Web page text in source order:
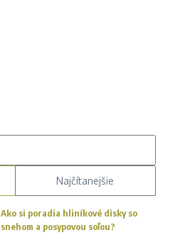
Najčítanejšie
Ako si poradia hliníkové disky so
snehom a posypovou soľou?